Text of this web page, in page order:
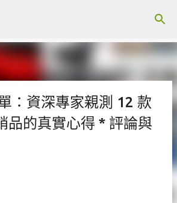
：資深專家親測 12 款
品的真實心得 * 評論與